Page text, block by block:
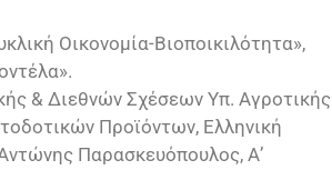
Οικονομία-Βιοποικιλότητα»,
& Διεθνών Σχέσεων Υπ. Αγροτικής
Προϊόντων, Ελληνική
Παρασκευόπουλος, Α’